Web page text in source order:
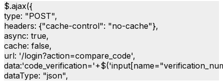
$.ajax({
type: "POST",
headers: {"cache-control": "no-cache"},
async: true,
cache: false,
url: '/login?action=compare_code',
dataType: "json",